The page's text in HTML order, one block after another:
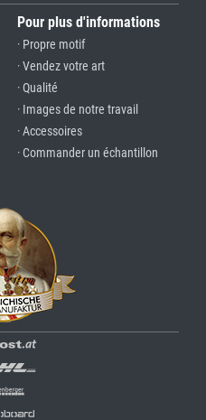
Pour plus d'informations
· Propre motif
· Vendez votre art
· Qualité
· Images de notre travail
· Accessoires
· Commander un échantillon